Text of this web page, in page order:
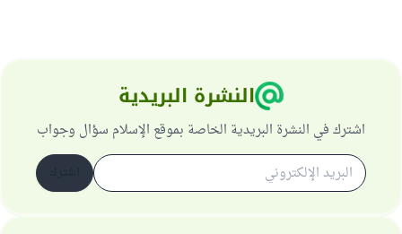
النشرة البريدية
اشترك في النشرة البريدية الخاصة بموقع الإسلام سؤال وجواب